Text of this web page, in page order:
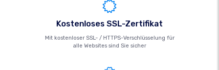
Kostenloses SSL-Zertifikat
Mit kostenloser SSL- / HTTPS-Verschlüsselung für
alle Websites sind Sie sicher